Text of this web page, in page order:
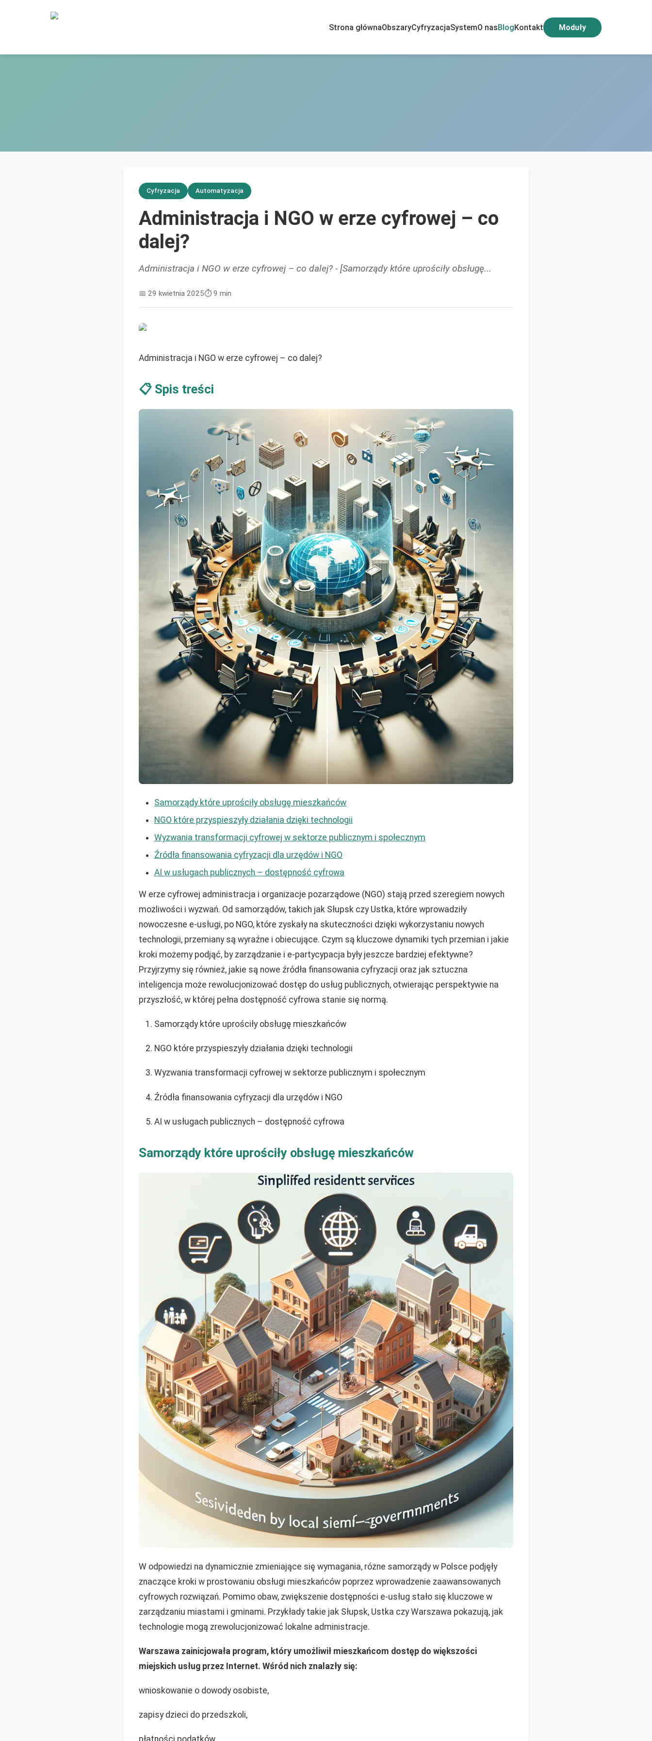
Strona głównaObszaryCyfryzacjaSystemO nasBlogKontakt Moduły
Cyfryzacja Automatyzacja
Administracja i NGO w erze cyfrowej – co
dalej?
Administracja i NGO w erze cyfrowej – co dalej? - [Samorządy które uprościły obsługę...
📅 29 kwietnia 2025⏱️9 min
Administracja i NGO w erze cyfrowej – co dalej?
📋 Spis treści
Samorządy które uprościły obsługę mieszkańców
NGO które przyspieszyły działania dzięki technologii
Wyzwania transformacji cyfrowej w sektorze publicznym i społecznym
Źródła finansowania cyfryzacji dla urzędów i NGO
AI w usługach publicznych – dostępność cyfrowa
W erze cyfrowej administracja i organizacje pozarządowe (NGO) stają przed szeregiem nowych
możliwości i wyzwań. Od samorządów, takich jak Słupsk czy Ustka, które wprowadziły
nowoczesne e-usługi, po NGO, które zyskały na skuteczności dzięki wykorzystaniu nowych
technologii, przemiany są wyraźne i obiecujące. Czym są kluczowe dynamiki tych przemian i jakie
kroki możemy podjąć, by zarządzanie i e-partycypacja były jeszcze bardziej efektywne?
Przyjrzymy się również, jakie są nowe źródła finansowania cyfryzacji oraz jak sztuczna
inteligencja może rewolucjonizować dostęp do usług publicznych, otwierając perspektywie na
przyszłość, w której pełna dostępność cyfrowa stanie się normą.
Samorządy które uprościły obsługę mieszkańców
NGO które przyspieszyły działania dzięki technologii
Wyzwania transformacji cyfrowej w sektorze publicznym i społecznym
Źródła finansowania cyfryzacji dla urzędów i NGO
AI w usługach publicznych – dostępność cyfrowa
Samorządy które uprościły obsługę mieszkańców
W odpowiedzi na dynamicznie zmieniające się wymagania, różne samorządy w Polsce podjęły
znaczące kroki w prostowaniu obsługi mieszkańców poprzez wprowadzenie zaawansowanych
cyfrowych rozwiązań. Pomimo obaw, zwiększenie dostępności e-usług stało się kluczowe w
zarządzaniu miastami i gminami. Przykłady takie jak Słupsk, Ustka czy Warszawa pokazują, jak
technologie mogą zrewolucjonizować lokalne administracje.
Warszawa zainicjowała program, który umożliwił mieszkańcom dostęp do większości
miejskich usług przez Internet. Wśród nich znalazły się:
wnioskowanie o dowody osobiste,
zapisy dzieci do przedszkoli,